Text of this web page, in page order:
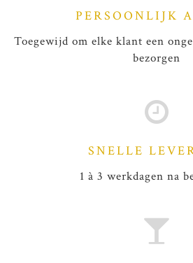
PERSOONLIJK
Toegewijd om elke klant een
bezorgen
SNELLE
1 à 3 werkdagen na